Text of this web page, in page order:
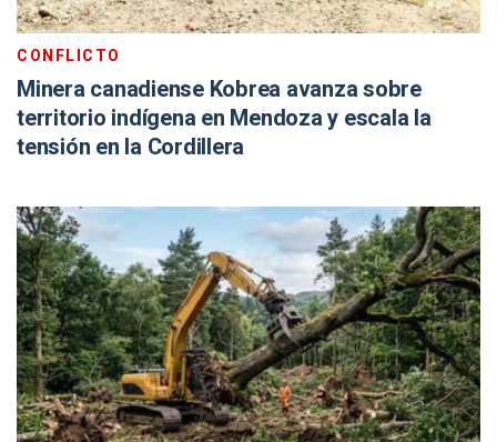
CONFLICTO
Minera canadiense Kobrea avanza sobre
territorio indígena en Mendoza y escala la
tensión en la Cordillera